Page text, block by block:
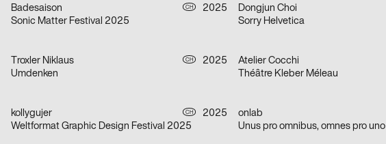
Badesaison CH
2025
Sonic Matter Festival 2025
Dongjun Choi
Sorry Helvetica
Troxler Niklaus CH
2025
Umdenken
Atelier Cocchi
Théâtre Kleber Méleau
kollygujer CH
2025
Weltformat Graphic Design Festival 2025
onlab
Unus pro omnibus, omnes pro uno